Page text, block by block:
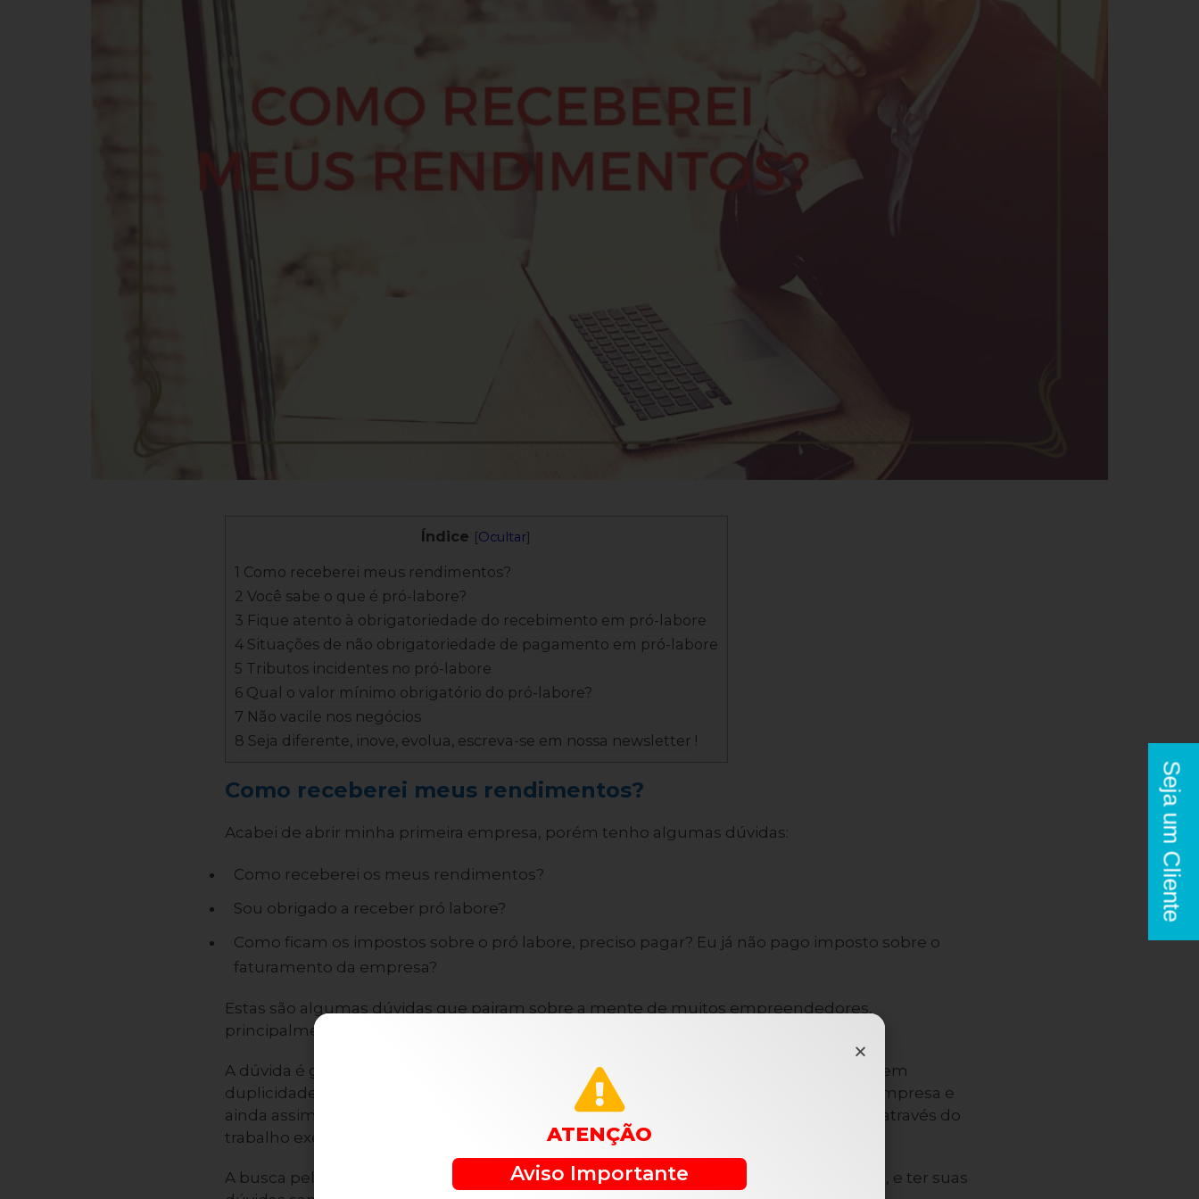
Seja um Cliente
Índice [Ocultar]
1 Como receberei meus rendimentos?
2 Você sabe o que é pró-labore?
3 Fique atento à obrigatoriedade do recebimento em pró-labore
4 Situações de não obrigatoriedade de pagamento em pró-labore
5 Tributos incidentes no pró-labore
6 Qual o valor mínimo obrigatório do pró-labore?
7 Não vacile nos negócios
8 Seja diferente, inove, evolua, escreva-se em nossa newsletter !
Como receberei meus rendimentos?
Acabei de abrir minha primeira empresa, porém tenho algumas dúvidas:
Como receberei os meus rendimentos?
Sou obrigado a receber pró labore?
Como ficam os impostos sobre o pró labore, preciso pagar? Eu já não pago imposto sobre o
faturamento da empresa?
Estas são algumas dúvidas que pairam sobre a mente de muitos empreendedores,
principalmente dos
A dúvida é gerada na maioria das vezes, devido a aparente sensação de “pagamento em
duplicidade”, uma vez que todos os tributos são recolhidos mensalmente pela sua empresa e
ainda assim, há a necessidade de pagar também tributos pelo pagamento recebido através do
trabalho exercido pelo
na mesma.
A busca pelos menores custos tributáriosé um dever de todos os empreendedores, e ter suas
ATENÇÃO
Aviso Importante